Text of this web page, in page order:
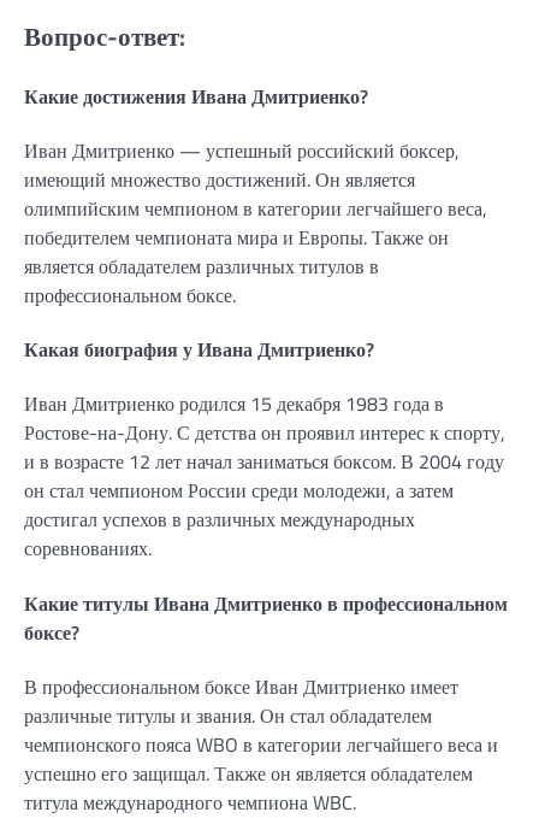
Вопрос-ответ:
Какие достижения Ивана Дмитриенко?
Иван Дмитриенко — успешный российский боксер,
имеющий множество достижений. Он является
олимпийским чемпионом в категории легчайшего веса,
победителем чемпионата мира и Европы. Также он
является обладателем различных титулов в
профессиональном боксе.
Какая биография у Ивана Дмитриенко?
Иван Дмитриенко родился 15 декабря 1983 года в
Ростове-на-Дону. С детства он проявил интерес к спорту,
и в возрасте 12 лет начал заниматься боксом. В 2004 году
он стал чемпионом России среди молодежи, а затем
достигал успехов в различных международных
соревнованиях.
Какие титулы Ивана Дмитриенко в профессиональном
боксе?
В профессиональном боксе Иван Дмитриенко имеет
различные титулы и звания. Он стал обладателем
чемпионского пояса WBO в категории легчайшего веса и
успешно его защищал. Также он является обладателем
титула международного чемпиона WBC.